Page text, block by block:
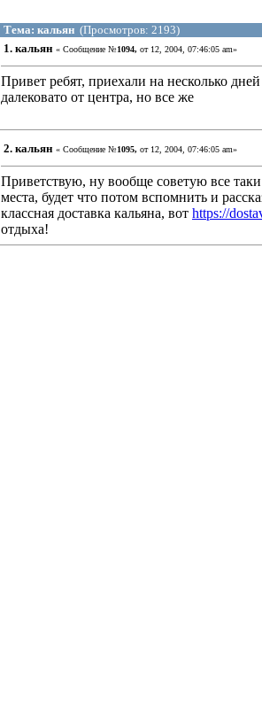
Тема: кальян (Просмотров: 2193)
1. кальян « Сообщение №1094, от 12, 2004, 07:46:05 am»
Привет ребят, приехали на несколько
далековато от центра, но все же
2. кальян « Сообщение №1095, от 12, 2004, 07:46:05 am»
Приветствую, ну вообще советую все
места, будет что потом вспомнить и
классная доставка кальяна, вот https://
отдыха!